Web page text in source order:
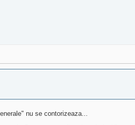
nu se contorizeaza...